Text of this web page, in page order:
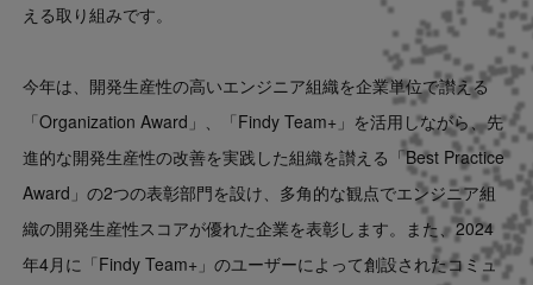
える取り組みです。
今年は、開発生産性の高いエンジニア組織を企業単位で讃える
「Organization Award」、「Findy Team+」を活用しながら、先
進的な開発生産性の改善を実践した組織を讃える「Best Practice
Award」の2つの表彰部門を設け、多角的な観点でエンジニア組
織の開発生産性スコアが優れた企業を表彰します。また、2024
年4月に「Findy Team+」のユーザーによって創設されたコミュ